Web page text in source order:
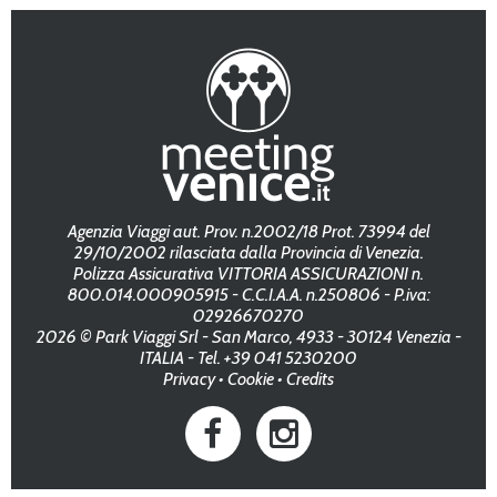
Agenzia Viaggi aut. Prov. n.2002/18 Prot. 73994 del
29/10/2002 rilasciata dalla Provincia di Venezia.
Polizza Assicurativa VITTORIA ASSICURAZIONI n.
800.014.000905915 - C.C.I.A.A. n.250806 - P.iva:
02926670270
2026 © Park Viaggi Srl - San Marco, 4933 - 30124 Venezia -
ITALIA - Tel. +39 041 5230200
Privacy• Cookie• Credits